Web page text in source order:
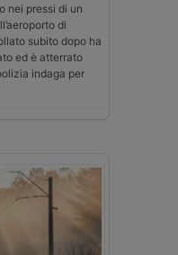
nei pressi di un
di
subito dopo ha
ed è atterrato
indaga per